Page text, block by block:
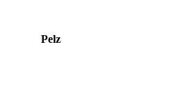
Pelz